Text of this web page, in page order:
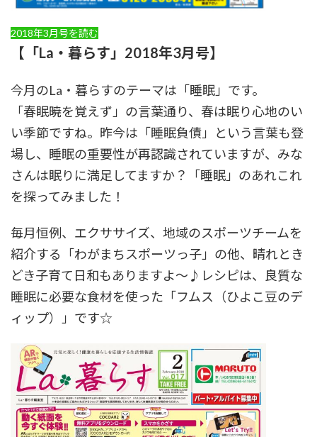
2018年3月号を読む
【「La・暮らす」2018年3月号】
今月のLa・暮らすのテーマは「睡眠」です。
「春眠暁を覚えず」の言葉通り、春は眠り心地のい
い季節ですね。昨今は「睡眠負債」という言葉も登
場し、睡眠の重要性が再認識されていますが、みな
さんは眠りに満足してますか？「睡眠」のあれこれ
を探ってみました！
毎月恒例、エクササイズ、地域のスポーツチームを
紹介する「わがまちスポーツっ子」の他、晴れとき
どき子育て日和もありますよ～♪レシピは、良質な
睡眠に必要な食材を使った「フムス（ひよこ豆のデ
ィップ）」です☆